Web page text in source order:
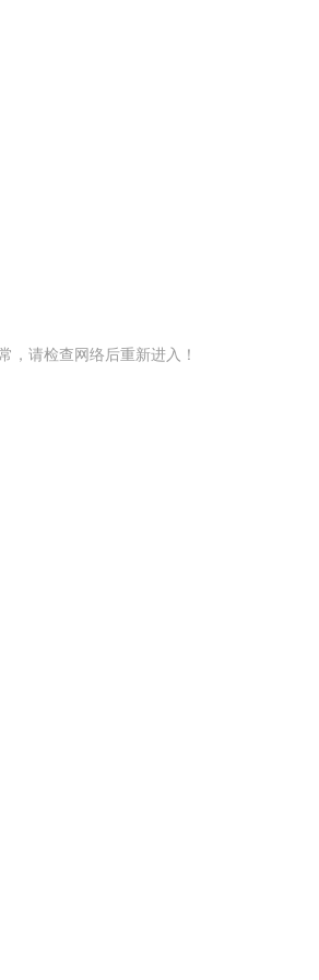
，请检查网络后重新进入！